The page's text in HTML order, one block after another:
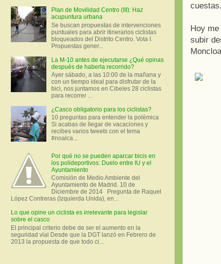
Hoy
subir
Plan de Movilidad Centro (III): Haz
acupuntura urbana
Se buscan propuestas de intervenciones
puntuales para abrir itinerarios ciclistas
bloqueados del Distrito Centro. Vota I.
Propuestas gener...
La M-10 antes de ejecutarse ¿Qué opinas
después de haberla recorrido?
Ayer sábado, a las 10:00 de la mañana y
con un tiempo ideal para disfrutar de la
bici, nos juntamos en Cibeles 28 ciclistas
para recorrer ...
¿Casco obligatorio para los ciclistas?
10 preguntas para entender la polémica
Si acabas de llegar de vacaciones y
recibes varios tweets con el tema
#noalca...
Por qué no se pueden aparcar bicis en
los polideportivos: Duelo entre IU y el
Ayuntamiento
Comisión de Medio Ambiente del
Ayuntamiento de Madrid. 10 de
Diciembre de 2014 Pregunta de Raquel
López Contreras (Izquierda Unida), en...
Lo que opine un ciclista es irrelevante para legislar
sobre el casco
El principal criterio debe de ser el aumento en la
seguridad vial Desde que la DGT lanzó en Febrero de
2013 la propuesta de que todo ci...